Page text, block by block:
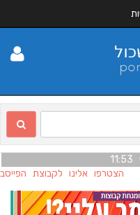
הצטרפו אלינו לקבוצת